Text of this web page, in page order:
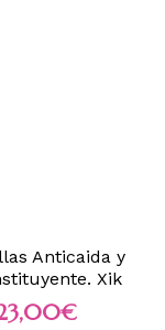
Anticaida y
Xik
€